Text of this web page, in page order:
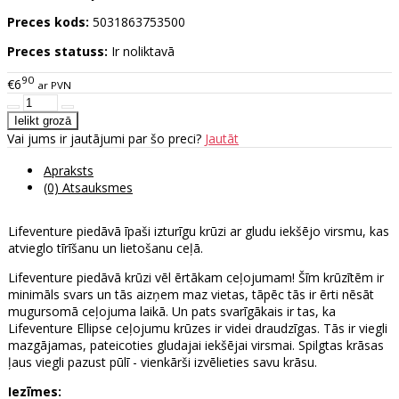
Preces kods: 5031863753500
Preces statuss: Ir noliktavā
€690 ar PVN
Vai jums ir jautājumi par šo preci? Jautāt
Apraksts
(0) Atsauksmes
Lifeventure piedāvā īpaši izturīgu krūzi ar gludu iekšējo virsmu, kas
atvieglo tīrīšanu un lietošanu ceļā.
Lifeventure piedāvā krūzi vēl ērtākam ceļojumam! Šīm krūzītēm ir
minimāls svars un tās aizņem maz vietas, tāpēc tās ir ērti nēsāt
mugursomā ceļojuma laikā. Un pats svarīgākais ir tas, ka
Lifeventure Ellipse ceļojumu krūzes ir videi draudzīgas. Tās ir viegli
mazgājamas, pateicoties gludajai iekšējai virsmai. Spilgtas krāsas
ļaus viegli pazust pūlī - vienkārši izvēlieties savu krāsu.
Iezīmes: